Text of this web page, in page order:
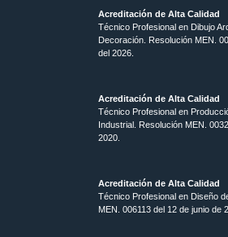
Acreditación de Alta Calidad
Técnico Profesional en Dibujo
Decoración. Resolución MEN.
del 2026.
Acreditación de Alta Calidad
Técnico Profesional en
Industrial. Resolución MEN.
2020.
Acreditación de Alta Calidad
Técnico Profesional en Diseño
MEN. 006113 del 12 de junio de